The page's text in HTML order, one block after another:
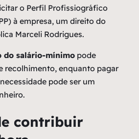
o Perfil Profissiográfico
à empresa, um direito do
Marceli Rodrigues.
do salário-mínimo pode
recolhimento, enquanto pagar
pode ser um
contribuir